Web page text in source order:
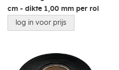
cm - dikte 1,00 mm per rol
log in voor prijs